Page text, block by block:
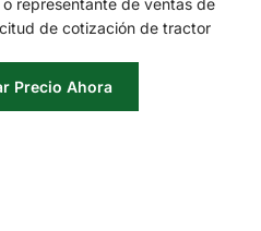
Precio Ahora